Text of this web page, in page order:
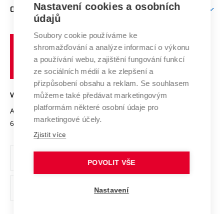
E-přihláška
Doktorské studium
Podpora podnikání
Mezinárodní vědecká rada
Systém zajišťování kvality výzkumu
Výzkumné infrastruktury
Transfer znalostí
Open Science
Projekty
Projekty ze strukturálních fondů
Specifický výzkum
Zahraniční spolupráce
Spolupráce se školami
Služby univerzity
Mezinárodní dohody
Univerzitní sítě
O UNIVERZITĚ
Profil univerzity
Udržitelná univerzita
Podnikavá univerzita / ContriBUTe
Bezpečná univerzita
Vyznamenání
Organizační struktura
Ochrana osobních údajů
odkaz)
učení
technické
VYSOKÉ UČENÍ TECHNICKÉ V BRNĚ
Antonínská 548/1
602 00 Brno
www.vut.cz
vut@vutbr.cz
Nastavení cookies a osobních
údajů
Soubory cookie používáme ke
shromažďování a analýze informací o výkonu
a používání webu, zajištění fungování funkcí
ze sociálních médií a ke zlepšení a
přizpůsobení obsahu a reklam. Se souhlasem
můžeme také předávat marketingovým
platformám některé osobní údaje pro
marketingové účely.
Zjistit více
POVOLIT VŠE
Nastavení